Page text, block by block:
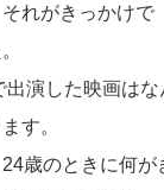
れがきっかけで
出演した映画は
す。
歳のときに何